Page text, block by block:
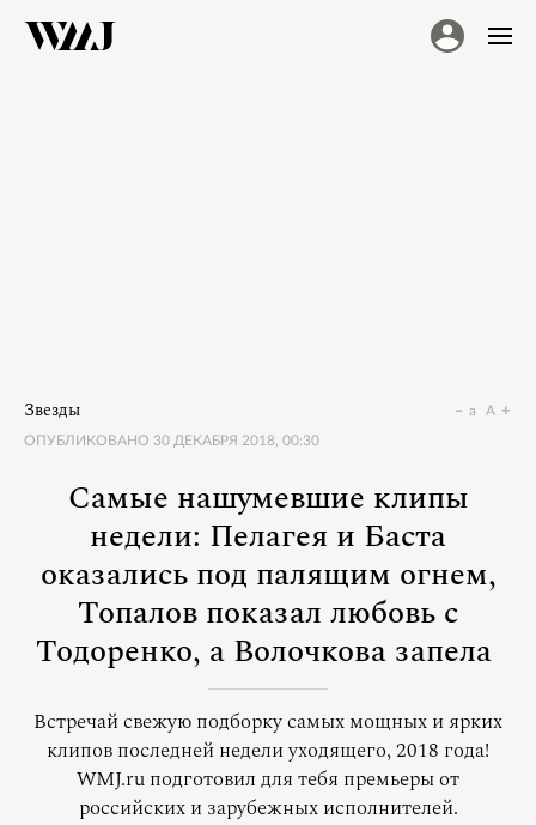
Звезды
ОПУБЛИКОВАНО 30 ДЕКАБРЯ 2018, 00:30
a A
Самые нашумевшие клипы
недели: Пелагея и Баста
оказались под палящим огнем,
Топалов показал любовь с
Тодоренко, а Волочкова запела
Встречай свежую подборку самых мощных и ярких
клипов последней недели уходящего, 2018 года!
WMJ.ru подготовил для тебя премьеры от
российских и зарубежных исполнителей.